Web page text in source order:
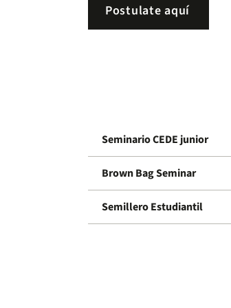
Postulate aquí
Seminario CEDE junior
Brown Bag Seminar
Semillero Estudiantil